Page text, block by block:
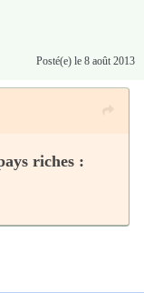
Posté(e) le 8 août 2013
riches :